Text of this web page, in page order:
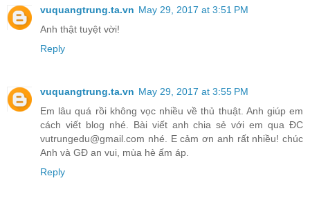
vuquangtrung.ta.vn May 29, 2017 at 3:51 PM
Anh thật tuyệt vời!
Reply
vuquangtrung.ta.vn May 29, 2017 at 3:55 PM
Em lâu quá rồi không vọc nhiều về thủ thuật. Anh giúp em
cách viết blog nhé. Bài viết anh chia sẻ với em qua ĐC
vutrungedu@gmail.com nhé. E cảm ơn anh rất nhiều! chúc
Anh và GĐ an vui, mùa hè ấm áp.
Reply